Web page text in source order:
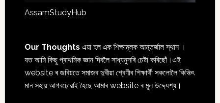
AssamStudyHub
Our Thoughts এয়া হল এক শিক্ষামূলক আন্তৰ্জাল স্থান ।
যত আমি কিছু প্ৰাথমিক জ্ঞান দিবলৈ সাধ্যনুসৰি চেষ্টা কৰিছোঁ।এই
website ৰ জৰিয়তে সমাজৰ দুখীয়া শ্ৰেণীৰ শিক্ষাৰ্থী সকলোলৈ কিঞ্চিৎ
মান সহায় আগবঢ়োৱাই হৈছে আমাৰ website ৰ মূল উদ্দ্যেশ্য।